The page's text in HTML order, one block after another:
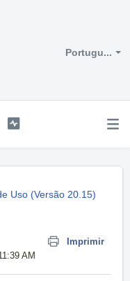
Portugu...
Uso (Versão 20.15)
Imprimir
AM